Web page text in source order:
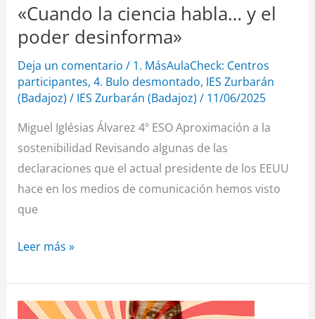
«Cuando la ciencia habla… y el
poder desinforma»
Deja un comentario / 1. MásAulaCheck: Centros
participantes, 4. Bulo desmontado, IES Zurbarán
(Badajoz) / IES Zurbarán (Badajoz) / 11/06/2025
Miguel Iglésias Álvarez 4º ESO Aproximación a la
sostenibilidad Revisando algunas de las
declaraciones que el actual presidente de los EEUU
hace en los medios de comunicación hemos visto
que
«Cuando
la
ciencia
habla…
y
poder
desinforma»
Leer más »
«Callo